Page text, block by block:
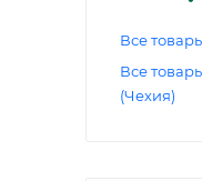
Все
Все
(Чехия)